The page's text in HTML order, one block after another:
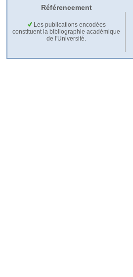
Référencement
Les publications encodées
constituent la bibliographie académique
de l'Université.